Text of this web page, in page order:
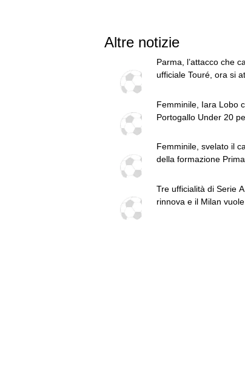
Altre notizie
Parma, l’attacco che
ufficiale Touré, ora si
Femminile, Iara Lobo
Portogallo Under 20
Femminile, svelato il
della formazione
Tre ufficialità di Serie
rinnova e il Milan vuole